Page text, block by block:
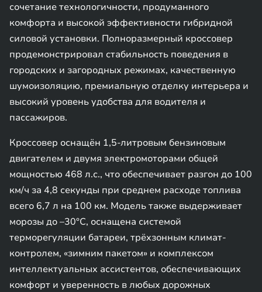
сочетание технологичности, продуманного
комфорта и высокой эффективности гибридной
силовой установки. Полноразмерный кроссовер
продемонстрировал стабильность поведения в
городских и загородных режимах, качественную
шумоизоляцию, премиальную отделку интерьера и
высокий уровень удобства для водителя и
пассажиров.
Кроссовер оснащён 1,5-литровым бензиновым
двигателем и двумя электромоторами общей
мощностью 468 л.с., что обеспечивает разгон до 100
км/ч за 4,8 секунды при среднем расходе топлива
всего 6,7 л на 100 км. Модель также выдерживает
морозы до –30°C, оснащена системой
терморегуляции батареи, трёхзонным климат-
контролем, «зимним пакетом» и комплексом
интеллектуальных ассистентов, обеспечивающих
комфорт и уверенность в любых дорожных